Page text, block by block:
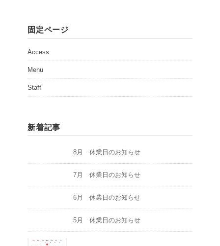
固定ページ
Access
Menu
Staff
新着記事
8月 休業日のお知らせ
7月 休業日のお知らせ
6月 休業日のお知らせ
5月 休業日のお知らせ